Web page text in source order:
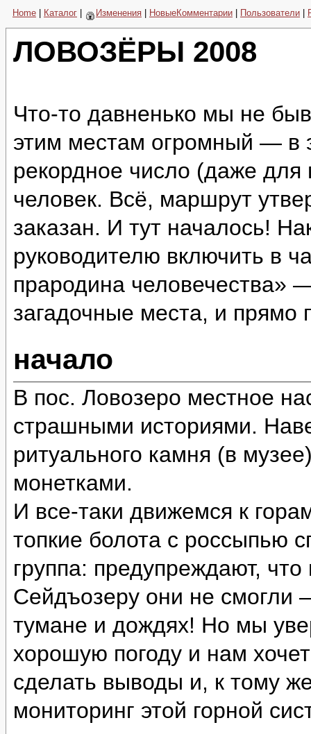
Home Каталог Изменения НовыеКомментарии Пользователи
ЛОВОЗЁРЫ 2008
Что-то давненько мы не
этим местам огромный — в
рекордное число (даже
человек. Всё, маршрут
заказан. И тут началось!
руководителю включить в
прародина человечества»
загадочные места, и
начало
В пос. Ловозеро местное
страшными историями.
ритуального камня (в
монетками.
И все-таки движемся к
топкие болота с россыпью
группа: предупреждают,
Сейдъозеру они не смогли
тумане и дождях! Но мы
хорошую погоду и нам
сделать выводы и, к тому
мониторинг этой горной